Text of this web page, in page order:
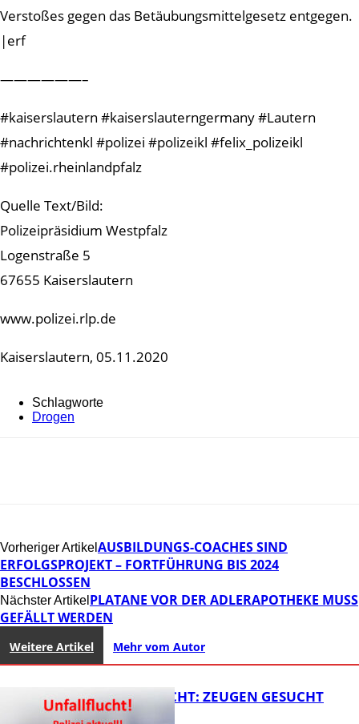
Verstoßes gegen das Betäubungsmittelgesetz entgegen.
|erf
——————–
#kaiserslautern #kaiserslauterngermany #Lautern
#nachrichtenkl #polizei #polizeikl #felix_polizeikl
#polizei.rheinlandpfalz
Quelle Text/Bild:
Polizeipräsidium Westpfalz
Logenstraße 5
67655 Kaiserslautern
www.polizei.rlp.de
Kaiserslautern, 05.11.2020
Schlagworte
Drogen
Vorheriger Artikel AUSBILDUNGS-COACHES SIND
ERFOLGSPROJEKT – FORTFÜHRUNG BIS 2024
BESCHLOSSEN
Nächster Artikel PLATANE VOR DER ADLERAPOTHEKE MUSS
GEFÄLLT WERDEN
Weitere Artikel Mehr vom Autor
UNFALLFLUCHT: ZEUGEN GESUCHT